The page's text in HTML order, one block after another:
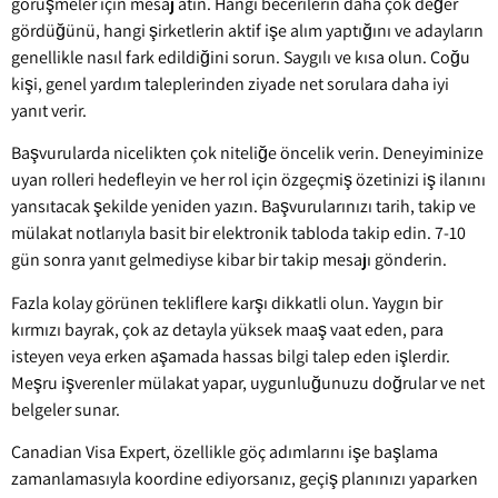
gördüğünü, hangi şirketlerin aktif işe alım yaptığını ve adayların
genellikle nasıl fark edildiğini sorun. Saygılı ve kısa olun. Çoğu
kişi, genel yardım taleplerinden ziyade net sorulara daha iyi
yanıt verir.
Başvurularda nicelikten çok niteliğe öncelik verin. Deneyiminize
uyan rolleri hedefleyin ve her rol için özgeçmiş özetinizi iş ilanını
yansıtacak şekilde yeniden yazın. Başvurularınızı tarih, takip ve
mülakat notlarıyla basit bir elektronik tabloda takip edin. 7-10
gün sonra yanıt gelmediyse kibar bir takip mesajı gönderin.
Fazla kolay görünen tekliflere karşı dikkatli olun. Yaygın bir
kırmızı bayrak, çok az detayla yüksek maaş vaat eden, para
isteyen veya erken aşamada hassas bilgi talep eden işlerdir.
Meşru işverenler mülakat yapar, uygunluğunuzu doğrular ve net
belgeler sunar.
Canadian Visa Expert, özellikle göç adımlarını işe başlama
zamanlamasıyla koordine ediyorsanız, geçiş planınızı yaparken